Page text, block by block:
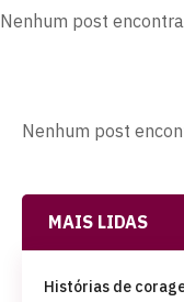
Nenhum post
Nenhum post
MAIS LIDAS
Histórias de